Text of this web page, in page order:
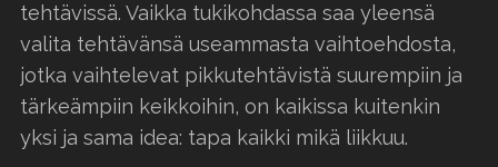
tehtävissä. Vaikka tukikohdassa saa yleensä
valita tehtävänsä useammasta vaihtoehdosta,
jotka vaihtelevat pikkutehtävistä suurempiin ja
tärkeämpiin keikkoihin, on kaikissa kuitenkin
yksi ja sama idea: tapa kaikki mikä liikkuu.